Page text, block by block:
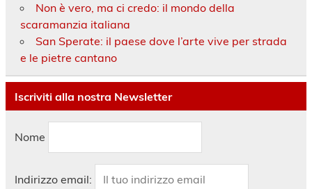
Non è vero, ma ci credo: il mondo della
scaramanzia italiana
San Sperate: il paese dove l’arte vive per strada
e le pietre cantano
Iscriviti alla nostra Newsletter
Nome
Indirizzo email: